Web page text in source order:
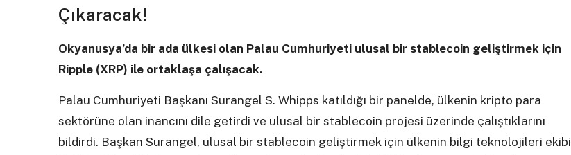
Çıkaracak!
Okyanusya’da bir ada ülkesi olan Palau Cumhuriyeti ulusal bir stablecoin geliştirmek için
Ripple (XRP) ile ortaklaşa çalışacak.
Palau Cumhuriyeti Başkanı Surangel S. Whipps katıldığı bir panelde, ülkenin kripto para
sektörüne olan inancını dile getirdi ve ulusal bir stablecoin projesi üzerinde çalıştıklarını
bildirdi. Başkan Surangel, ulusal bir stablecoin geliştirmek için ülkenin bilgi teknolojileri ekibi